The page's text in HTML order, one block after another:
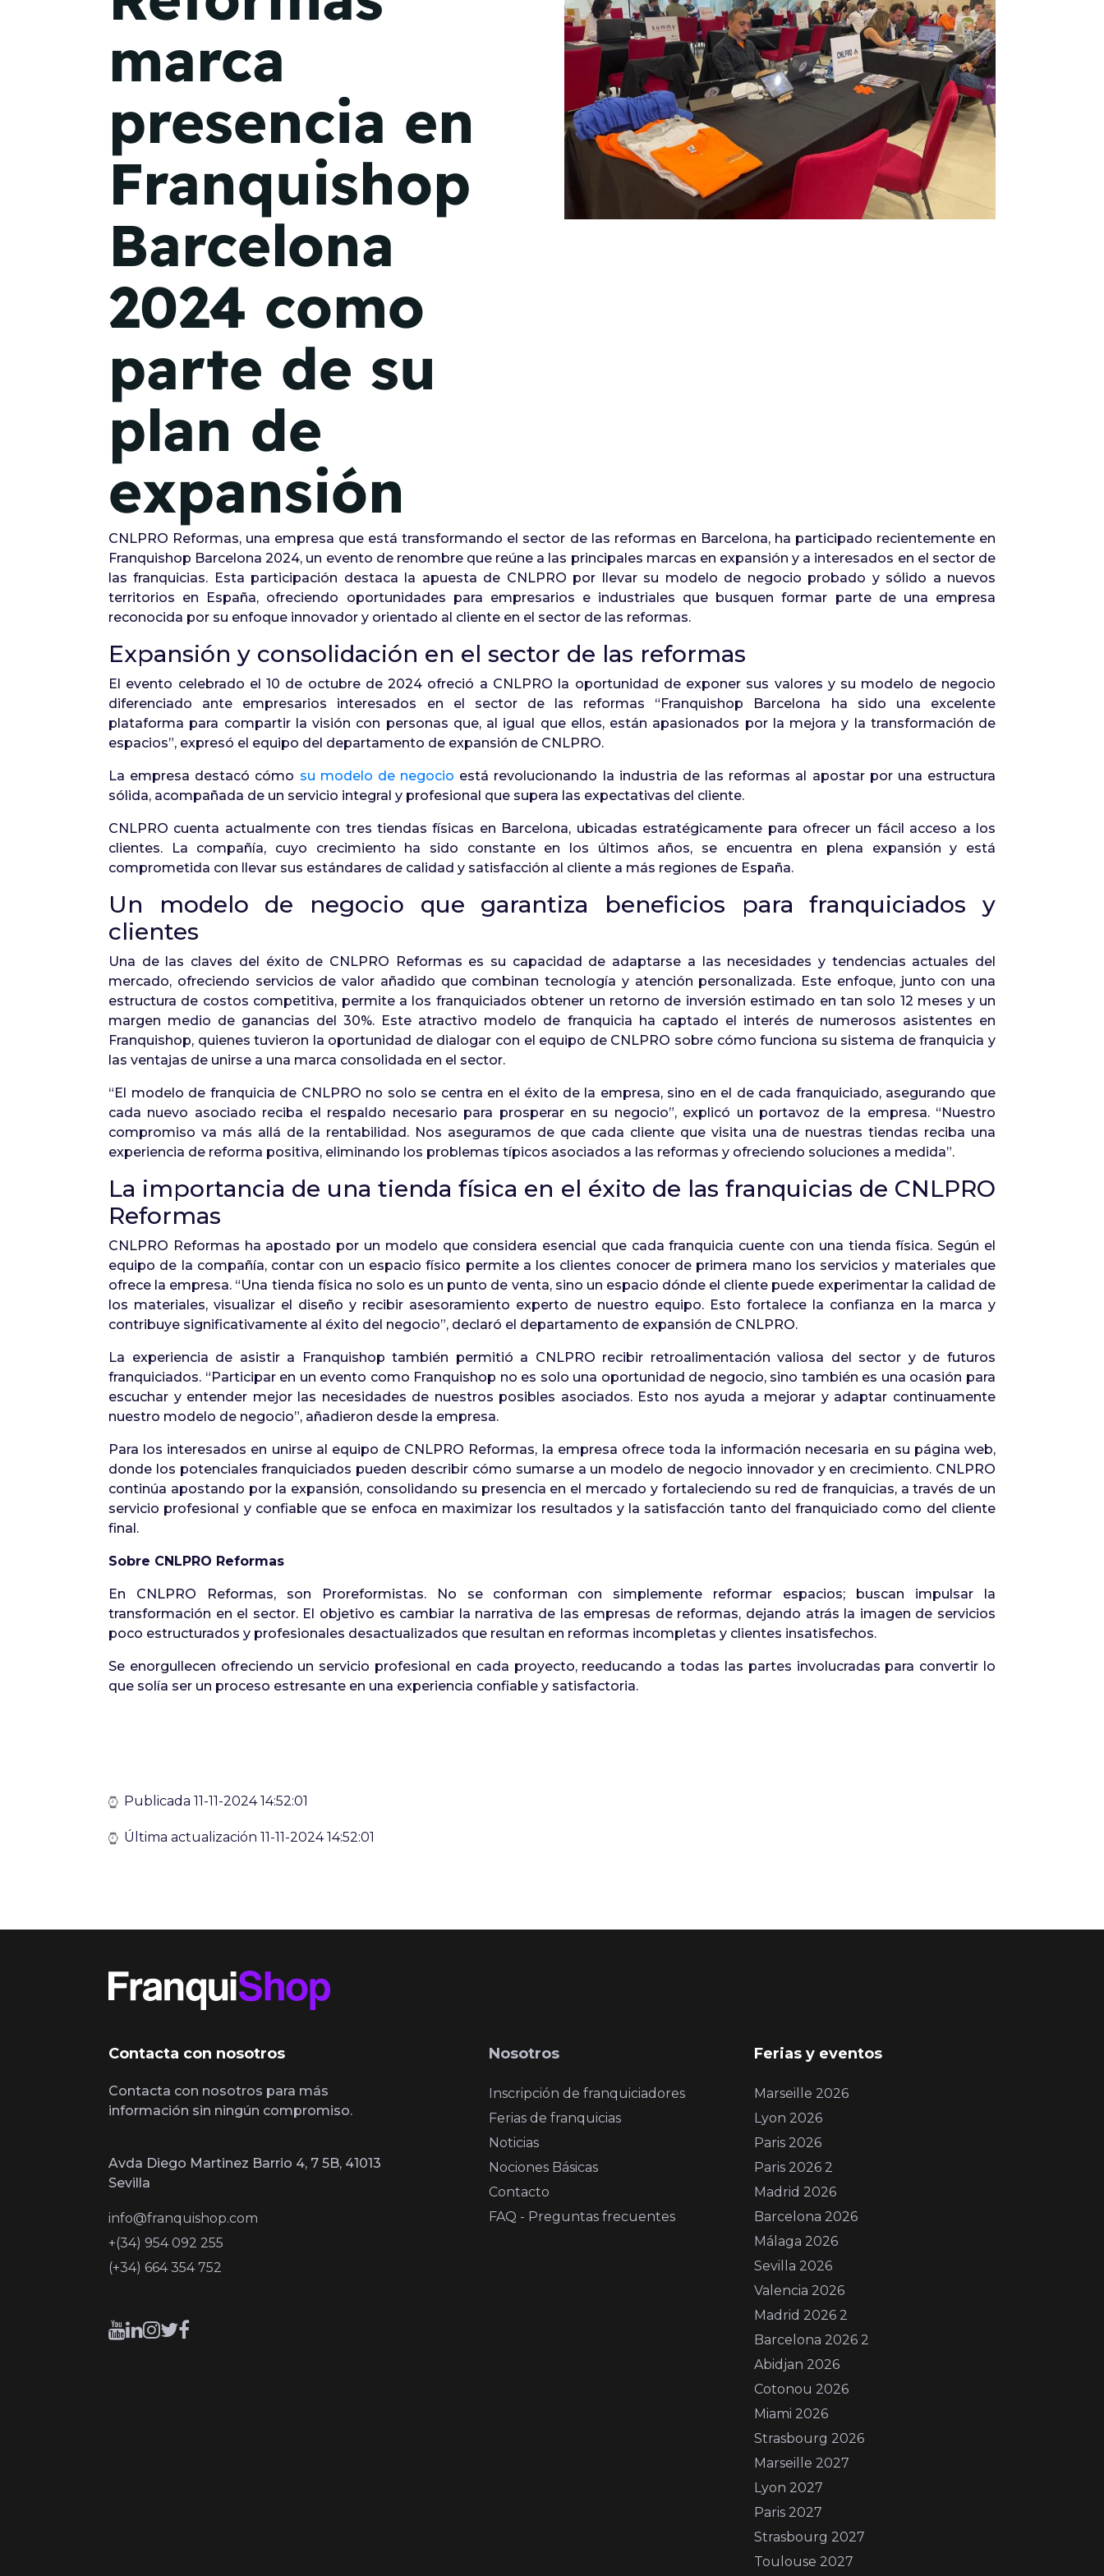
Madrid 2026 2 -
08
Castilla-La Mancha
22 de octubre
Infórmate
marca
presencia en
Franquishop
Barcelona
2024 como
parte de su
plan de
expansión
CNLPRO Reformas, una empresa que está transformando el sector de las reformas en Barcelona, ha participado recientemente en
Franquishop Barcelona 2024, un evento de renombre que reúne a las principales marcas en expansión y a interesados en el sector de
las franquicias. Esta participación destaca la apuesta de CNLPRO por llevar su modelo de negocio probado y sólido a nuevos
territorios en España, ofreciendo oportunidades para empresarios e industriales que busquen formar parte de una empresa
reconocida por su enfoque innovador y orientado al cliente en el sector de las reformas.
Expansión y consolidación en el sector de las reformas
El evento celebrado el 10 de octubre de 2024 ofreció a CNLPRO la oportunidad de exponer sus valores y su modelo de negocio
diferenciado ante empresarios interesados en el sector de las reformas “Franquishop Barcelona ha sido una excelente
plataforma para compartir la visión con personas que, al igual que ellos, están apasionados por la mejora y la transformación de
espacios”, expresó el equipo del departamento de expansión de CNLPRO.
La empresa destacó cómo su modelo de negocio está revolucionando la industria de las reformas al apostar por una estructura
sólida, acompañada de un servicio integral y profesional que supera las expectativas del cliente.
CNLPRO cuenta actualmente con tres tiendas físicas en Barcelona, ubicadas estratégicamente para ofrecer un fácil acceso a los
clientes. La compañía, cuyo crecimiento ha sido constante en los últimos años, se encuentra en plena expansión y está
comprometida con llevar sus estándares de calidad y satisfacción al cliente a más regiones de España.
Un modelo de negocio que garantiza beneficios para franquiciados y
clientes
Una de las claves del éxito de CNLPRO Reformas es su capacidad de adaptarse a las necesidades y tendencias actuales del
mercado, ofreciendo servicios de valor añadido que combinan tecnología y atención personalizada. Este enfoque, junto con una
estructura de costos competitiva, permite a los franquiciados obtener un retorno de inversión estimado en tan solo 12 meses y un
margen medio de ganancias del 30%. Este atractivo modelo de franquicia ha captado el interés de numerosos asistentes en
Franquishop, quienes tuvieron la oportunidad de dialogar con el equipo de CNLPRO sobre cómo funciona su sistema de franquicia y
las ventajas de unirse a una marca consolidada en el sector.
“El modelo de franquicia de CNLPRO no solo se centra en el éxito de la empresa, sino en el de cada franquiciado, asegurando que
cada nuevo asociado reciba el respaldo necesario para prosperar en su negocio”, explicó un portavoz de la empresa. “Nuestro
compromiso va más allá de la rentabilidad. Nos aseguramos de que cada cliente que visita una de nuestras tiendas reciba una
experiencia de reforma positiva, eliminando los problemas típicos asociados a las reformas y ofreciendo soluciones a medida”.
La importancia de una tienda física en el éxito de las franquicias de CNLPRO
Reformas
CNLPRO Reformas ha apostado por un modelo que considera esencial que cada franquicia cuente con una tienda física. Según el
equipo de la compañía, contar con un espacio físico permite a los clientes conocer de primera mano los servicios y materiales que
ofrece la empresa. “Una tienda física no solo es un punto de venta, sino un espacio dónde el cliente puede experimentar la calidad de
los materiales, visualizar el diseño y recibir asesoramiento experto de nuestro equipo. Esto fortalece la confianza en la marca y
contribuye significativamente al éxito del negocio”, declaró el departamento de expansión de CNLPRO.
La experiencia de asistir a Franquishop también permitió a CNLPRO recibir retroalimentación valiosa del sector y de futuros
franquiciados. “Participar en un evento como Franquishop no es solo una oportunidad de negocio, sino también es una ocasión para
escuchar y entender mejor las necesidades de nuestros posibles asociados. Esto nos ayuda a mejorar y adaptar continuamente
nuestro modelo de negocio”, añadieron desde la empresa.
Para los interesados en unirse al equipo de CNLPRO Reformas, la empresa ofrece toda la información necesaria en su página web,
donde los potenciales franquiciados pueden describir cómo sumarse a un modelo de negocio innovador y en crecimiento. CNLPRO
continúa apostando por la expansión, consolidando su presencia en el mercado y fortaleciendo su red de franquicias, a través de un
servicio profesional y confiable que se enfoca en maximizar los resultados y la satisfacción tanto del franquiciado como del cliente
final.
Sobre CNLPRO Reformas
En CNLPRO Reformas, son Proreformistas. No se conforman con simplemente reformar espacios; buscan impulsar la
transformación en el sector. El objetivo es cambiar la narrativa de las empresas de reformas, dejando atrás la imagen de servicios
poco estructurados y profesionales desactualizados que resultan en reformas incompletas y clientes insatisfechos.
Se enorgullecen ofreciendo un servicio profesional en cada proyecto, reeducando a todas las partes involucradas para convertir lo
que solía ser un proceso estresante en una experiencia confiable y satisfactoria.
Publicada 11-11-2024 14:52:01
Última actualización 11-11-2024 14:52:01
Contacta con nosotros
Contacta con nosotros para más
información sin ningún compromiso.
Avda Diego Martinez Barrio 4, 7 5B, 41013
Sevilla
info@franquishop.com
+(34) 954 092 255
(+34) 664 354 752
Nosotros
Inscripción de franquiciadores
Ferias de franquicias
Noticias
Nociones Básicas
Contacto
FAQ - Preguntas frecuentes
Ferias y eventos
Marseille 2026
Lyon 2026
Paris 2026
Paris 2026 2
Madrid 2026
Barcelona 2026
Málaga 2026
Sevilla 2026
Valencia 2026
Madrid 2026 2
Barcelona 2026 2
Abidjan 2026
Cotonou 2026
Miami 2026
Strasbourg 2026
Marseille 2027
Lyon 2027
Paris 2027
Strasbourg 2027
Toulouse 2027